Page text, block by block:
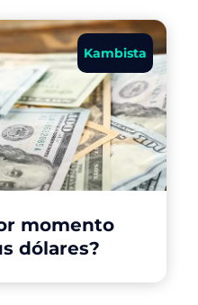
Kambista
momento
dólares?